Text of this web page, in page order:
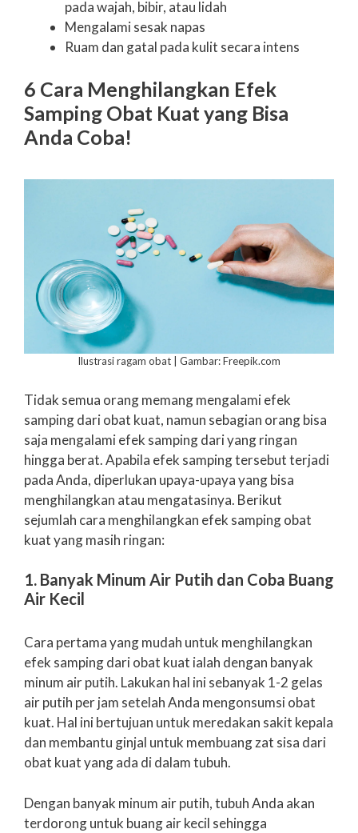
pada wajah, bibir, atau lidah
Mengalami sesak napas
Ruam dan gatal pada kulit secara intens
6 Cara Menghilangkan Efek
Samping Obat Kuat yang Bisa
Anda Coba!
Ilustrasi ragam obat | Gambar: Freepik.com
Tidak semua orang memang mengalami efek
samping dari obat kuat, namun sebagian orang bisa
saja mengalami efek samping dari yang ringan
hingga berat. Apabila efek samping tersebut terjadi
pada Anda, diperlukan upaya-upaya yang bisa
menghilangkan atau mengatasinya. Berikut
sejumlah cara menghilangkan efek samping obat
kuat yang masih ringan:
1. Banyak Minum Air Putih dan Coba Buang
Air Kecil
Cara pertama yang mudah untuk menghilangkan
efek samping dari obat kuat ialah dengan banyak
minum air putih. Lakukan hal ini sebanyak 1-2 gelas
air putih per jam setelah Anda mengonsumsi obat
kuat. Hal ini bertujuan untuk meredakan sakit kepala
dan membantu ginjal untuk membuang zat sisa dari
obat kuat yang ada di dalam tubuh.
Dengan banyak minum air putih, tubuh Anda akan
terdorong untuk buang air kecil sehingga